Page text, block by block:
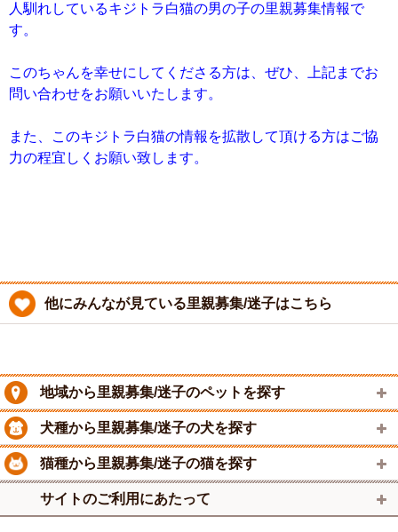
人馴れしているキジトラ白猫の男の子の里親募集情報で
す。
このちゃんを幸せにしてくださる方は、ぜひ、上記までお
問い合わせをお願いいたします。
また、このキジトラ白猫の情報を拡散して頂ける方はご協
力の程宜しくお願い致します。
他にみんなが見ている里親募集/迷子はこちら
地域から里親募集/迷子のペットを探す
犬種から里親募集/迷子の犬を探す
猫種から里親募集/迷子の猫を探す
サイトのご利用にあたって